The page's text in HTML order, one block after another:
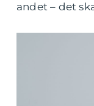
andet – det